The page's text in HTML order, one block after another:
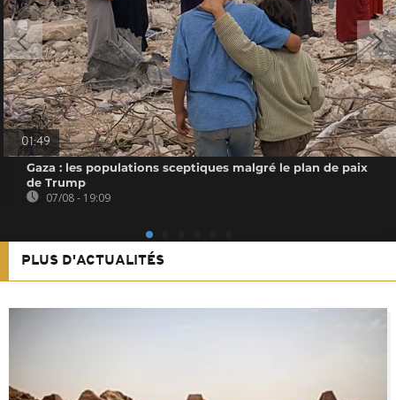
01:49
Gaza : les populations sceptiques malgré le plan de paix
de Trump
07/08 - 19:09
PLUS D'ACTUALITÉS